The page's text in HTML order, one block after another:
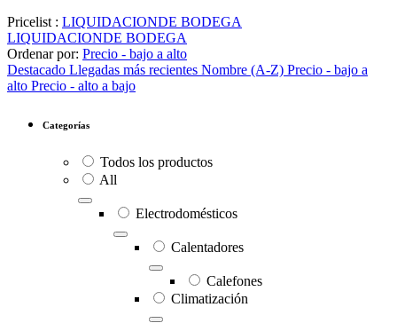
Pricelist : LIQUIDACIONDE BODEGA
LIQUIDACIONDE BODEGA
Ordenar por: Precio - bajo a alto
Destacado Llegadas más recientes Nombre (A-Z) Precio - bajo a
alto Precio - alto a bajo
Categorías
Todos los productos
All
Electrodomésticos
Calentadores
Calefones
Climatización